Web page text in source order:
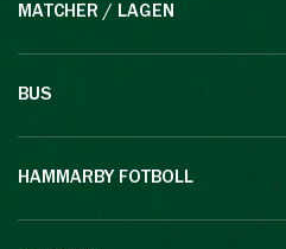
MATCHER / LAGEN
BUS
HAMMARBY FOTBOLL